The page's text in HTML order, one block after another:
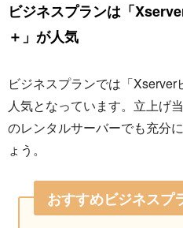
ビジネスプランは「
＋」が人気
ビジネスプランでは「
人気となっています。立上げ
のレンタルサーバーでも充分
ょう。
おすすめビジネスプ